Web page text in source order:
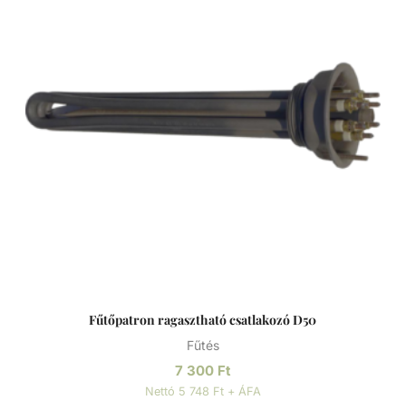
mellett. Mint minden tekercscsöves hőcserélőt, ezeket is
közvetlenül a medence vízkörforgásába vagy a bypass
rendszeren keresztül kell beépíteni. Hőcserélő Solar Hybrid
D-SHWT Hibrid hőcserélő rozsdamentes acélból. Fürdővíz
fűtéséhez kombinált fűtéssel - hibrid: napelemes- és
Tulajdonságai: - Rögzítéshez a rozsdamentes bilincs
medence oldal: 3 bar
Fűtőpatron ragasztható csatlakozó D50
Fűtés
7 300 Ft
Nettó 5 748 Ft + ÁFA